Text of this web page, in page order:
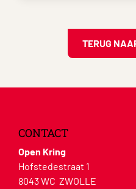
TERUG
CONTACT
Open Kring
Hofstedestraat 1
8043 WC ZWOLLE